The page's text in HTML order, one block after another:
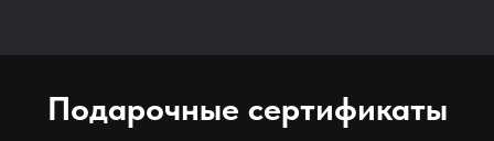
Подарочные сертификаты